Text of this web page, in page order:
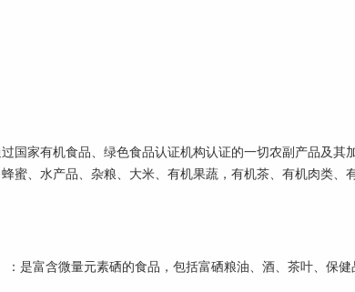
国家有机食品、绿色食品认证机构认证的一切农副产品及其
蜜、水产品、杂粮、大米、有机果蔬，有机茶、有机肉类、
：是富含微量元素硒的食品，包括富硒粮油、酒、茶叶、保健